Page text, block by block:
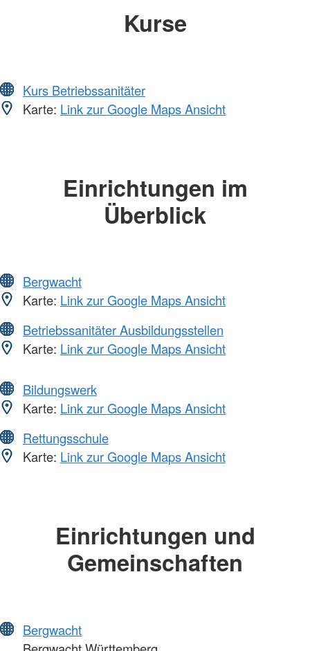
Kurse
Kurs Betriebssanitäter
Karte: Link zur Google Maps Ansicht
Einrichtungen im
Überblick
Bergwacht
Karte: Link zur Google Maps Ansicht
Betriebssanitäter Ausbildungsstellen
Karte: Link zur Google Maps Ansicht
Bildungswerk
Karte: Link zur Google Maps Ansicht
Rettungsschule
Karte: Link zur Google Maps Ansicht
Einrichtungen und
Gemeinschaften
Bergwacht